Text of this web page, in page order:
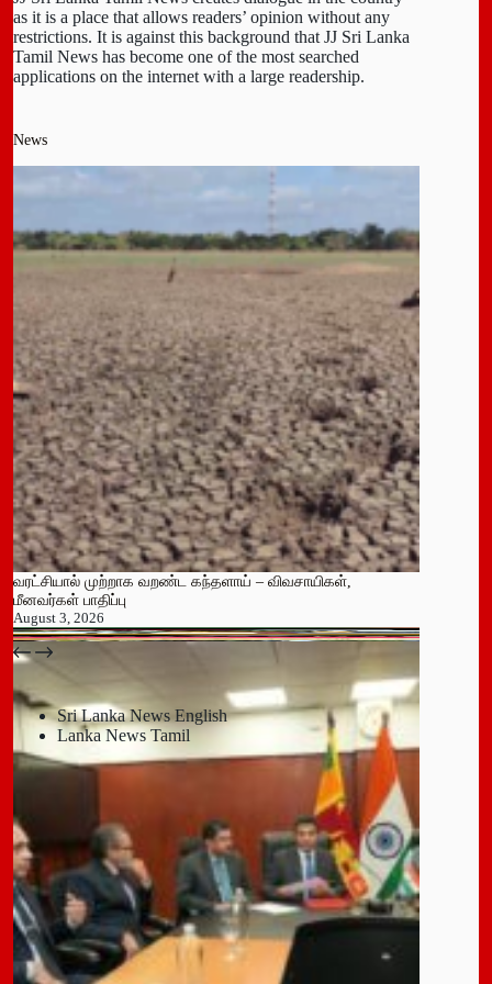
as it is a place that allows readers’ opinion without any
restrictions. It is against this background that JJ Sri Lanka
Tamil News has become one of the most searched
applications on the internet with a large readership.
News
வரட்சியால் முற்றாக வறண்ட கந்தளாய் – விவசாயிகள்,
மீனவர்கள் பாதிப்பு
August 3, 2026
பதுளை மாநகர சபையின் NPP உறுப்பினர் திடீர் ராஜினாமா!
July 14, 2026
Sri Lanka News English
Lanka News Tamil
Leave a Reply
You must be
logged into post a comment.